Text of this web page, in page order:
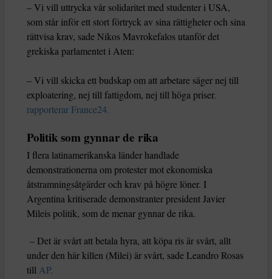
– Vi vill uttrycka vår solidaritet med studenter i USA,
som står inför ett stort förtryck av sina rättigheter och sina
rättvisa krav, sade Nikos Mavrokefalos utanför det
grekiska parlamentet i Aten:
– Vi vill skicka ett budskap om att arbetare säger nej till
exploatering, nej till fattigdom, nej till höga priser,
rapporterar France24.
Politik som gynnar de rika
I flera latinamerikanska länder handlade
demonstrationerna om protester mot ekonomiska
åtstramningsåtgärder och krav på högre löner. I
Argentina kritiserade demonstranter president Javier
Mileis politik, som de menar gynnar de rika.
– Det är svårt att betala hyra, att köpa ris är svårt, allt
under den här killen (Milei) är svårt, sade Leandro Rosas
till AP.